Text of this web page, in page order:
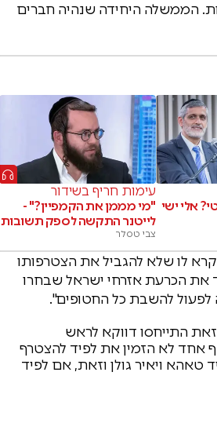
הממשלה היחידה שנהיה חברים
אלי ישי
עימות חריף בשידור
"מי מממן את הקמפיין?" -
לייטנר התקשה לספק תשובות
צבי טסלר
לו שלא להגביל את הצטרפותו
את הכרעת אזרחי ישראל שבחרו
התייחסו דווקא לראש
אחד לא הזמין את לפיד להצטרף
ויאיר גולן וזאת, אם לפיד